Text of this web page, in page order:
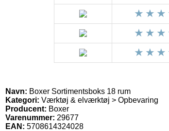
Navn: Boxer Sortimentsboks 18 rum
Kategori: Værktøj & elværktøj > Opbevaring
Producent: Boxer
Varenummer: 29677
EAN: 5708614324028